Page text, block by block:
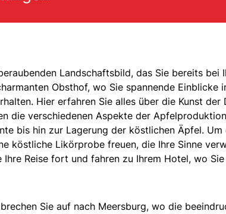
Landschaftsbild, das Sie bereits
Obsthof, wo Sie spannende Einblicke
Hier erfahren Sie alles über die Kunst
die verschiedenen Aspekte der
bis hin zur Lagerung der köstlichen Äpfel. Um
köstliche Likörprobe freuen, die Ihre Sinne
Ihre Reise fort und fahren zu Ihrem Hotel, wo
Sie auf nach Meersburg, wo die